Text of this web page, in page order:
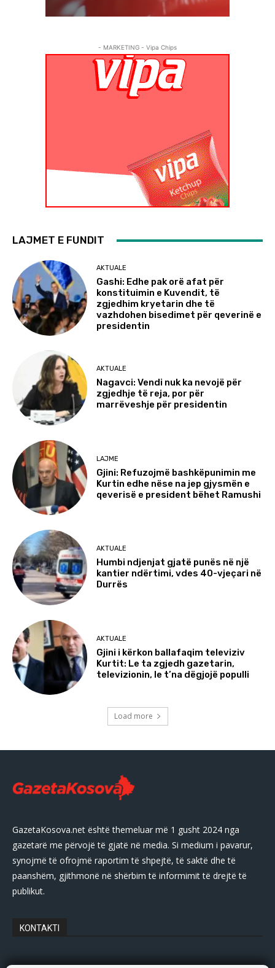
- MARKETING - Vipa Chips
LAJMET E FUNDIT
AKTUALE
Gashi: Edhe pak orë afat për
konstituimin e Kuvendit, të
zgjedhim kryetarin dhe të
vazhdohen bisedimet për qeverinë e
presidentin
AKTUALE
Nagavci: Vendi nuk ka nevojë për
zgjedhje të reja, por për
marrëveshje për presidentin
LAJME
Gjini: Refuzojmë bashkëpunimin me
Kurtin edhe nëse na jep gjysmën e
qeverisë e president bëhet Ramushi
AKTUALE
Humbi ndjenjat gjatë punës në një
kantier ndërtimi, vdes 40-vjeçari në
Durrës
AKTUALE
Gjini i kërkon ballafaqim televiziv
Kurtit: Le ta zgjedh gazetarin,
televizionin, le t’na dëgjojë populli
Load more
GazetaKosova.net është themeluar më 1 gusht 2024 nga
gazetarë me përvojë të gjatë në media. Si medium i pavarur,
synojmë të ofrojmë raportim të shpejtë, të saktë dhe të
paanshëm, gjithmonë në shërbim të informimit të drejtë të
publikut.
KONTAKTI